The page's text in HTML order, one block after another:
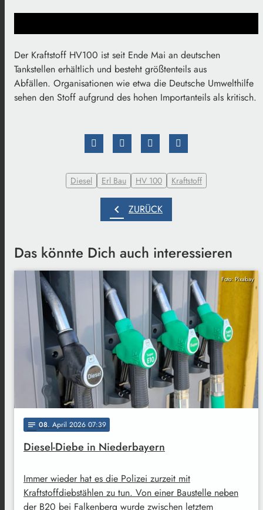
Der Kraftstoff HV100 ist seit Ende Mai an deutschen
Tankstellen erhältlich und besteht größtenteils aus
Abfällen. Organisationen wie etwa die Deutsche Umwelthilfe
sehen den Stoff aufgrund des hohen Importanteils als kritisch.
Diesel Erl Bau HV 100 Kraftstoff
chevron_left ZURÜCK
Das könnte Dich auch interessieren
Foto: Pixabay
notes 08. April 2026 07:39
Diesel-Diebe in Niederbayern
Immer wieder hat es die Polizei zurzeit mit
Kraftstoffdiebstählen zu tun. Von einer Baustelle neben
der B20 bei Falkenberg wurde zwischen letztem